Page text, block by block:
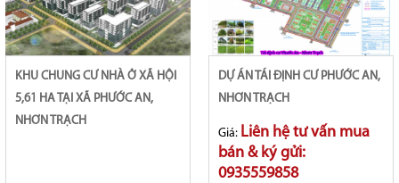
KHU CHUNG CƯ NHÀ Ở XÃ HỘI
5,61 HA TẠI XÃ PHƯỚC AN,
NHƠN TRẠCH
DỰ ÁN TÁI ĐỊNH CƯ PHƯỚC AN,
NHƠN TRẠCH
Giá: Liên hệ tư vấn mua
bán & ký gửi:
0935559858